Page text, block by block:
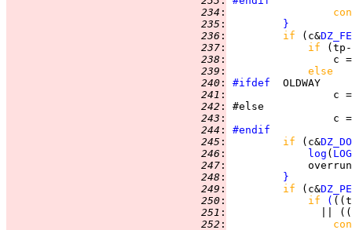
234 :
235 :
}
236 : if (c&DZ_FE
237 : if
238 :
c
239 :
else
240 : #ifdef
241 :
c
242 :
243 :
c
244 :
#endif
245 : if (c&DZ_DO
246 : log (
247 :
248 :
}
249 : if (c&DZ_PE
250 : if (
251 :
||
252 :